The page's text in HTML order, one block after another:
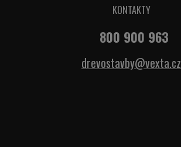
KONTAKTY
800 900 963
drevostavby@vexta.cz